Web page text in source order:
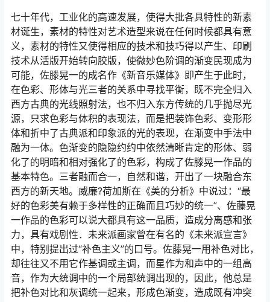
七十年代，工业化的高速发展，使得大批各具特性的新素
材诞生，素材的特性对艺术造型来说在任何时候都具有意
义，素材的特性又使得相应的技术和技巧得以产生、印刷
技术从活版开始转向胶版，使微妙色阶调的渐变民现成为
可能，佐滕晃一的成名作《新音乐媒体》即产生于此时，
在色彩、形体与光三者的关系中寻找平衡，既不完全归入
西方古典的光线照射法，也不归入东方传统的几乎抛尽光
源，只求色彩与体积的表现法，而是把装饰色彩、变形形
体和折中了古典派和印象派的光的表现，在渐变中手法中
融为一体。色渐变的隐隐约约中依然清晰肯定的形体、弱
化了的明暗和相对强化了的色彩，构成了佐滕晃一作品的
基本特色。三者融而合一，自然和谐，开出了一块融合东
西方的新天地。威廉?荷加斯在《美的分析》中说过：“最
好的色彩美有赖于多样性的正确而且巧妙的统一”、佐藤晃
一作品的色彩可以说大都具有这一品质，造成分离感和张
力，具有戏剧性．未来派画家曾在有名的《未来派宣言》
中，特别提出过“补色主义”的口号。佐藤晃一用补色对比，
却往往又不用它作基调或主调，而星作为和声中的一组高
音，作为大统调中的一个局部统调出现的，因此，他总是
把补色对比和灰调统一起来，形成色渐变，造成既有冲突